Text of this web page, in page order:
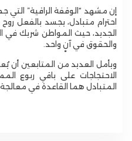
إن مشهد “الوقفة الراقية”
احترام متبادل، يجسد بالفعل
الجديد، حيث المواطن شريك في
والحقوق في آنٍ واحد.
ويأمل العديد من المتابعين أن
الاحتجاجات على باقي ربوع
المتبادل هما القاعدة في